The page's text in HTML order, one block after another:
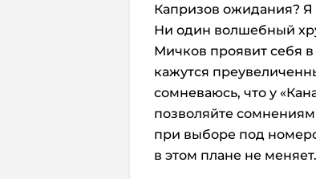
Капризов ожидания? Я
Ни один волшебный
Мичков проявит себя
кажутся
сомневаюсь, что у
позволяйте
при выборе под
в этом плане не меняет.